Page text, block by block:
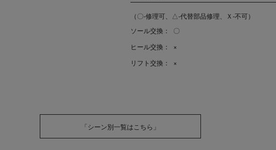
（〇-修理可、△-代替部品修理、Ｘ-不可）
ソール交換：
〇
ヒール交換：
×
リフト交換：
×
「シーン別一覧はこちら」